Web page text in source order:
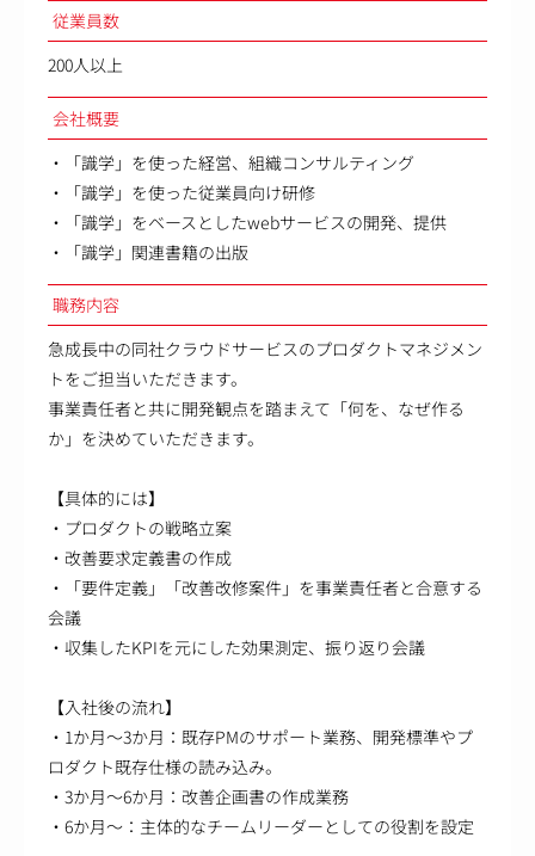
従業員数
200人以上
会社概要
・「識学」を使った経営、組織コンサルティング
・「識学」を使った従業員向け研修
・「識学」をベースとしたwebサービスの開発、提供
・「識学」関連書籍の出版
職務内容
急成長中の同社クラウドサービスのプロダクトマネジメン
トをご担当いただきます。
事業責任者と共に開発観点を踏まえて「何を、なぜ作る
か」を決めていただきます。
【具体的には】
・プロダクトの戦略立案
・改善要求定義書の作成
・「要件定義」「改善改修案件」を事業責任者と合意する
会議
・収集したKPIを元にした効果測定、振り返り会議
【入社後の流れ】
・1か月～3か月：既存PMのサポート業務、開発標準やプ
ロダクト既存仕様の読み込み。
・3か月～6か月：改善企画書の作成業務
・6か月～：主体的なチームリーダーとしての役割を設定